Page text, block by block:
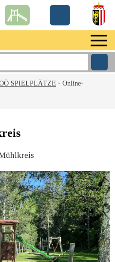
SPIELPLÄTZE - Online-